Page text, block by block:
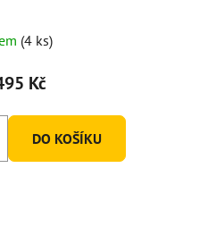
(4 ks)
Kč
DO KOŠÍKU